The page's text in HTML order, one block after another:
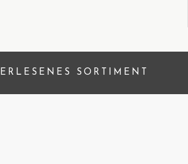
ERLESENES SORTIMENT